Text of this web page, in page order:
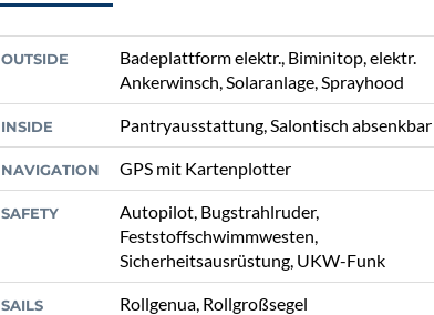
OUTSIDE
Badeplattform elektr., Biminitop, elektr.
Ankerwinsch, Solaranlage, Sprayhood
INSIDE Pantryausstattung, Salontisch absenkbar
NAVIGATION GPS mit Kartenplotter
SAFETY
Autopilot, Bugstrahlruder,
Feststoffschwimmwesten,
Sicherheitsausrüstung, UKW-Funk
SAILS Rollgenua, Rollgroßsegel